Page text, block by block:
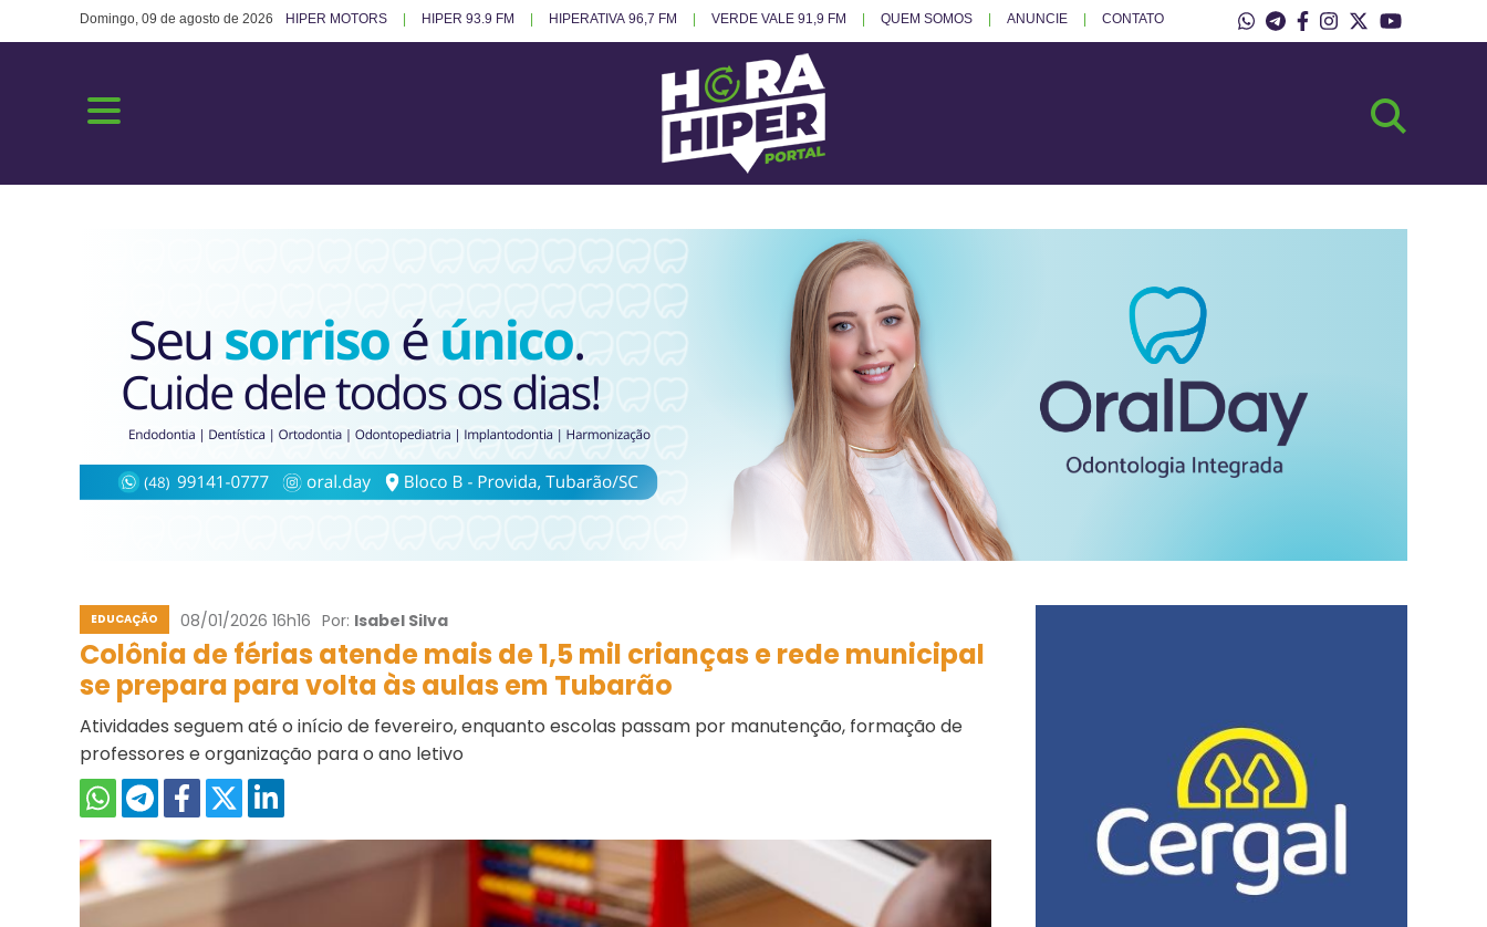
Domingo, 09 de agosto de 2026 HIPER MOTORS HIPER 93.9 FM HIPERATIVA 96,7 FM VERDE VALE 91,9 FM QUEM SOMOS ANUNCIE CONTATO
EDUCAÇÃO 08/01/2026 16h16 Por: Isabel Silva
Colônia de férias atende mais de 1,5 mil crianças e rede municipal
se prepara para volta às aulas em Tubarão
Atividades seguem até o início de fevereiro, enquanto escolas passam por manutenção, formação de
professores e organização para o ano letivo